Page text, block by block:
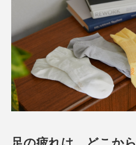
足の疲れは、どこか